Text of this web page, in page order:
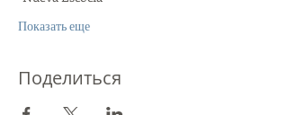
Показать еще
Поделиться